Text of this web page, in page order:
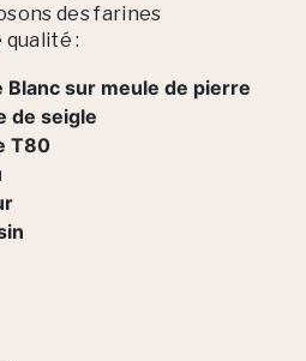
des farines
:
Blanc sur meule de pierre
de seigle
T80